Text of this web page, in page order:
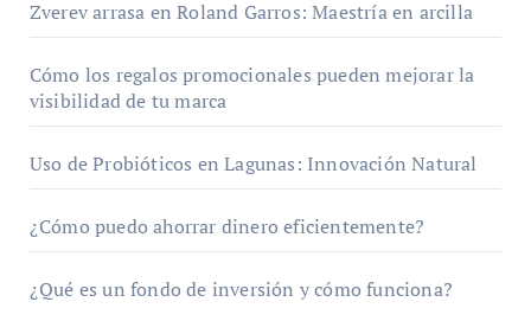
Zverev arrasa en Roland Garros: Maestría en arcilla
Cómo los regalos promocionales pueden mejorar la
visibilidad de tu marca
Uso de Probióticos en Lagunas: Innovación Natural
¿Cómo puedo ahorrar dinero eficientemente?
¿Qué es un fondo de inversión y cómo funciona?